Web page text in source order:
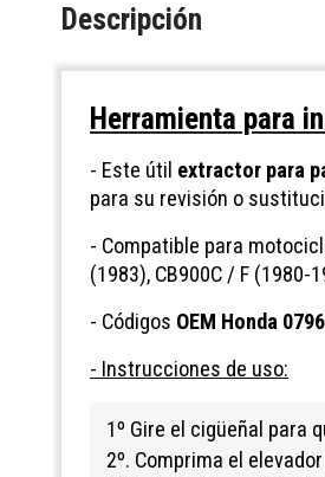
Descripción
Herramienta para
- Este útil extractor para
para su revisión o
- Compatible para
(1983), CB900C / F (1980-
- Códigos OEM Honda
- Instrucciones de uso:
1º Gire el cigüeñal para
2º. Comprima el